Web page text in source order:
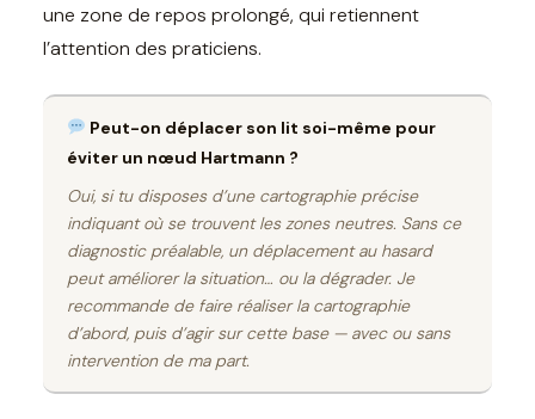
une zone de repos prolongé, qui retiennent
l’attention des praticiens.
Peut-on déplacer son lit soi-même pour
éviter un nœud Hartmann ?
Oui, si tu disposes d’une cartographie précise
indiquant où se trouvent les zones neutres. Sans ce
diagnostic préalable, un déplacement au hasard
peut améliorer la situation… ou la dégrader. Je
recommande de faire réaliser la cartographie
d’abord, puis d’agir sur cette base — avec ou sans
intervention de ma part.